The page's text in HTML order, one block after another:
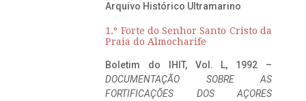
Arquivo Histórico Ultramarino
1.º Forte do Senhor Santo Cristo da
Praia do Almocharife
Boletim do IHIT, Vol. L, 1992 –
DOCUMENTAÇÃO SOBRE AS
FORTIFICAÇÕES DOS AÇORES